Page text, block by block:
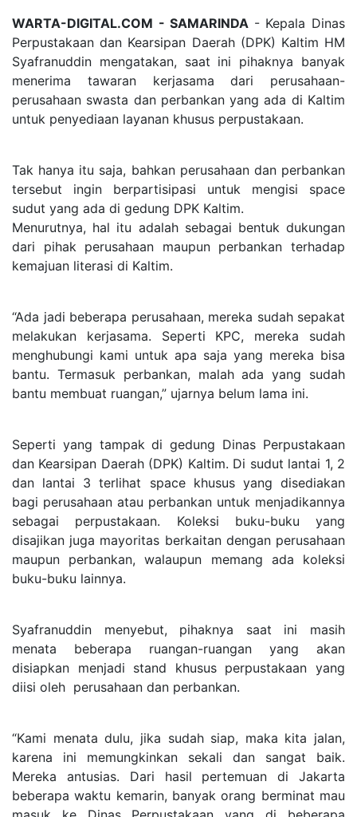
WARTA-DIGITAL.COM - SAMARINDA - Kepala Dinas
Perpustakaan dan Kearsipan Daerah (DPK) Kaltim HM
Syafranuddin mengatakan, saat ini pihaknya banyak
menerima tawaran kerjasama dari perusahaan-
perusahaan swasta dan perbankan yang ada di Kaltim
untuk penyediaan layanan khusus perpustakaan.
Tak hanya itu saja, bahkan perusahaan dan perbankan
tersebut ingin berpartisipasi untuk mengisi space
sudut yang ada di gedung DPK Kaltim.
Menurutnya, hal itu adalah sebagai bentuk dukungan
dari pihak perusahaan maupun perbankan terhadap
kemajuan literasi di Kaltim.
“Ada jadi beberapa perusahaan, mereka sudah sepakat
melakukan kerjasama. Seperti KPC, mereka sudah
menghubungi kami untuk apa saja yang mereka bisa
bantu. Termasuk perbankan, malah ada yang sudah
bantu membuat ruangan,” ujarnya belum lama ini.
Seperti yang tampak di gedung Dinas Perpustakaan
dan Kearsipan Daerah (DPK) Kaltim. Di sudut lantai 1, 2
dan lantai 3 terlihat space khusus yang disediakan
bagi perusahaan atau perbankan untuk menjadikannya
sebagai perpustakaan. Koleksi buku-buku yang
disajikan juga mayoritas berkaitan dengan perusahaan
maupun perbankan, walaupun memang ada koleksi
buku-buku lainnya.
Syafranuddin menyebut, pihaknya saat ini masih
menata beberapa ruangan-ruangan yang akan
disiapkan menjadi stand khusus perpustakaan yang
diisi oleh perusahaan dan perbankan.
“Kami menata dulu, jika sudah siap, maka kita jalan,
karena ini memungkinkan sekali dan sangat baik.
Mereka antusias. Dari hasil pertemuan di Jakarta
beberapa waktu kemarin, banyak orang berminat mau